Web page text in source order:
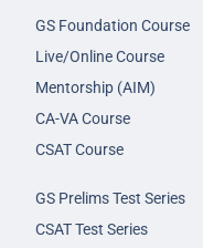
GS Foundation Course
Live/Online Course
Mentorship (AIM)
CA-VA Course
CSAT Course
GS Prelims Test Series
CSAT Test Series